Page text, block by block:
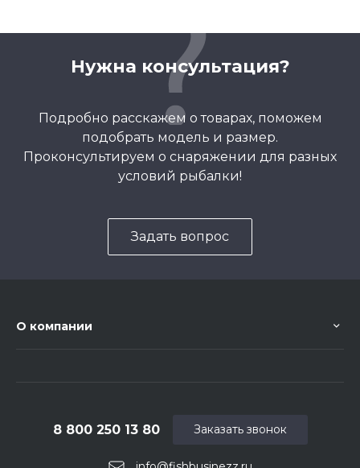
Нужна консультация?
Подробно расскажем о товарах, поможем
подобрать модель и размер.
Проконсультируем о снаряжении для разных
условий рыбалки!
Задать вопрос
О компании
8 800 250 13 80 Заказать звонок